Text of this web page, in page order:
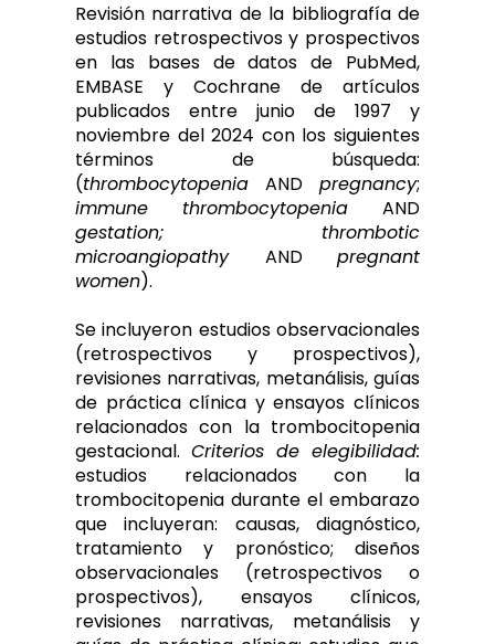
Revisión narrativa de la bibliografía de
estudios retrospectivos y prospectivos
en las bases de datos de PubMed,
EMBASE y Cochrane de artículos
publicados entre junio de 1997 y
noviembre del 2024 con los siguientes
términos de búsqueda:
(thrombocytopenia AND pregnancy;
immune
thrombocytopenia AND
gestation; thrombotic
microangiopathy AND pregnant
women).
Se incluyeron estudios observacionales
(retrospectivos y prospectivos),
revisiones narrativas, metanálisis, guías
de práctica clínica y ensayos clínicos
relacionados con la trombocitopenia
gestacional. Criterios de elegibilidad:
estudios relacionados con la
trombocitopenia durante el embarazo
que incluyeran: causas, diagnóstico,
tratamiento y pronóstico; diseños
observacionales (retrospectivos o
prospectivos), ensayos clínicos,
revisiones narrativas, metanálisis y